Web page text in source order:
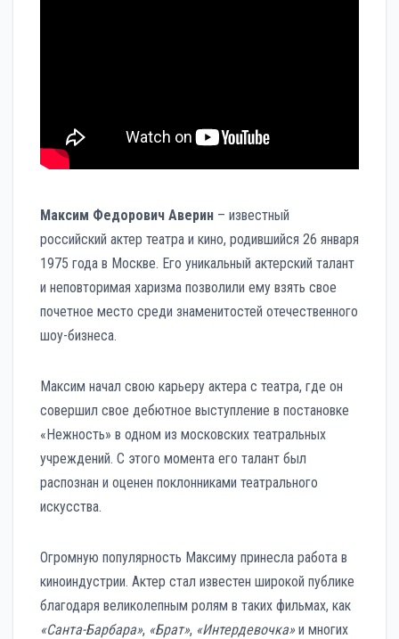
Максим Федорович Аверин – известный
российский актер театра и кино, родившийся 26 января
1975 года в Москве. Его уникальный актерский талант
и неповторимая харизма позволили ему взять свое
почетное место среди знаменитостей отечественного
шоу-бизнеса.
Максим начал свою карьеру актера с театра, где он
совершил свое дебютное выступление в постановке
«Нежность» в одном из московских театральных
учреждений. С этого момента его талант был
распознан и оценен поклонниками театрального
искусства.
Огромную популярность Максиму принесла работа в
киноиндустрии. Актер стал известен широкой публике
благодаря великолепным ролям в таких фильмах, как
«Санта-Барбара», «Брат», «Интердевочка» и многих